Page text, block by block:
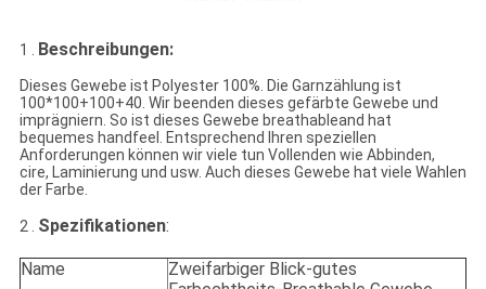
1 . Beschreibungen:
Dieses Gewebe ist Polyester 100%. Die Garnzählung ist
100*100+100+40. Wir beenden dieses gefärbte Gewebe und
imprägniern. So ist dieses Gewebe breathableand hat
bequemes handfeel. Entsprechend Ihren speziellen
Anforderungen können wir viele tun Vollenden wie Abbinden,
cire, Laminierung und usw. Auch dieses Gewebe hat viele Wahlen
der Farbe.
2 . Spezifikationen:
Name
Zweifarbiger Blick-gutes